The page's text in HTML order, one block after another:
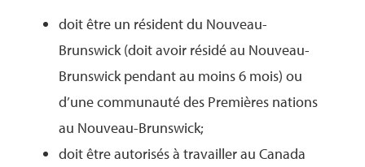
doit être un résident du Nouveau-
Brunswick (doit avoir résidé au Nouveau-
Brunswick pendant au moins 6 mois) ou
d’une communauté des Premières nations
au Nouveau-Brunswick;
doit être autorisés à travailler au Canada